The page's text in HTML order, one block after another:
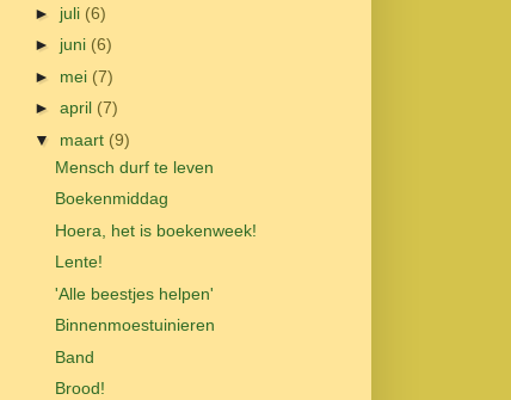
► juli (6)
► juni (6)
► mei (7)
► april (7)
▼ maart (9)
Mensch durf te leven
Boekenmiddag
Hoera, het is boekenweek!
Lente!
'Alle beestjes helpen'
Binnenmoestuinieren
Band
Brood!